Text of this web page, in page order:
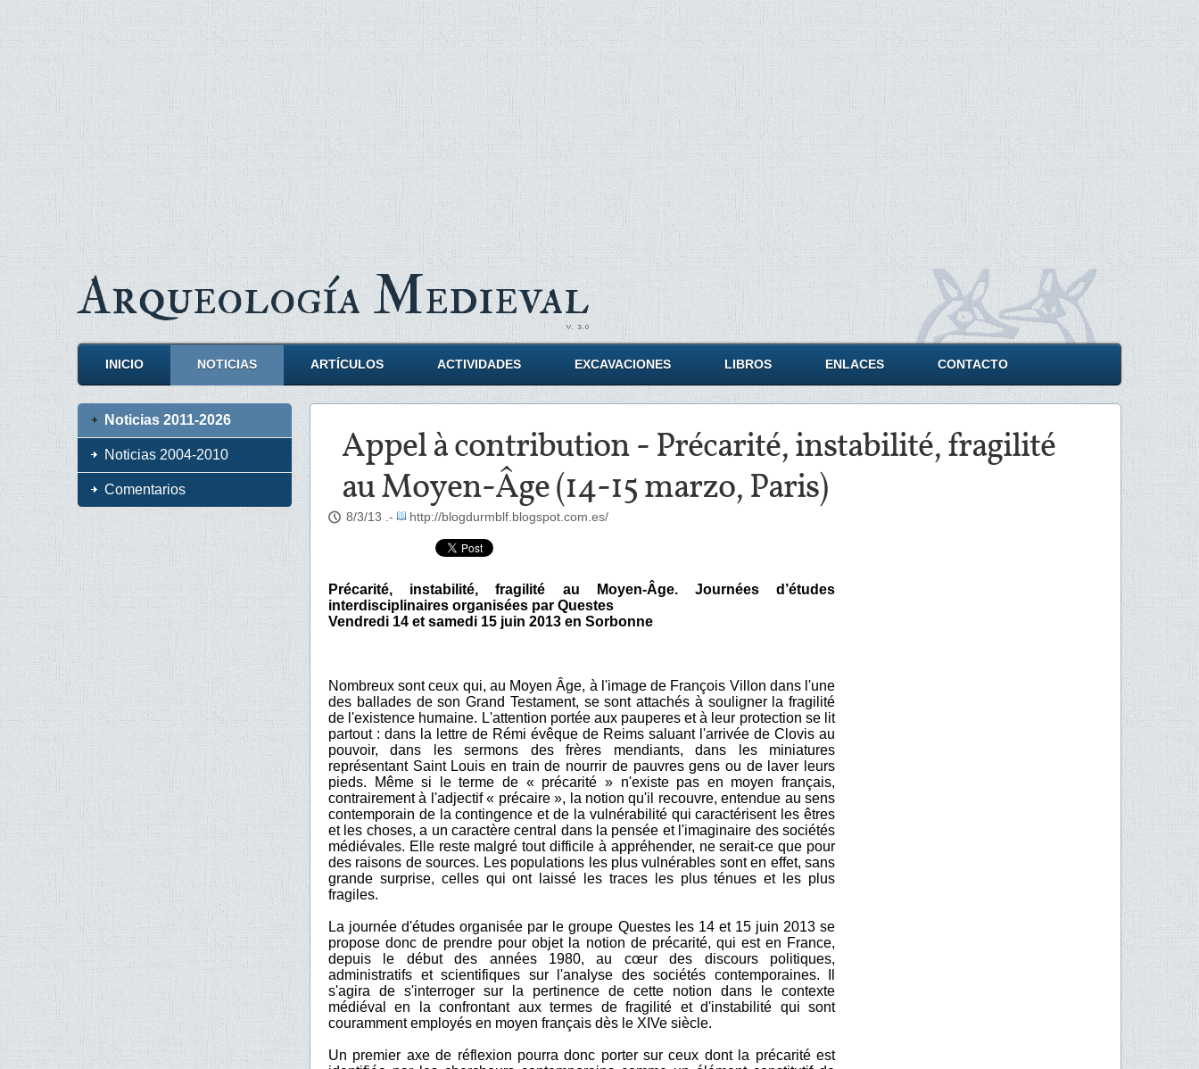
ArqueologíaMedieval
INICIO NOTICIAS ARTÍCULOS ACTIVIDADES EXCAVACIONES LIBROS ENLACES CONTACTO
Appel à contribution - Précarité, instabilité, fragilité
au Moyen-Âge (14-15 marzo, Paris)
8/3/13 .- http://blogdurmblf.blogspot.com.es/
Précarité, instabilité, fragilité au Moyen-Âge. Journées d’études
interdisciplinaires organisées par Questes
Vendredi 14 et samedi 15 juin 2013 en Sorbonne
Nombreux sont ceux qui, au Moyen Âge, à l'image de François Villon dans l'une
des ballades de son Grand Testament, se sont attachés à souligner la fragilité
de l'existence humaine. L'attention portée aux pauperes et à leur protection se lit
partout : dans la lettre de Rémi évêque de Reims saluant l'arrivée de Clovis au
pouvoir, dans les sermons des frères mendiants, dans les miniatures
représentant Saint Louis en train de nourrir de pauvres gens ou de laver leurs
pieds. Même si le terme de « précarité » n'existe pas en moyen français,
contrairement à l'adjectif « précaire », la notion qu'il recouvre, entendue au sens
contemporain de la contingence et de la vulnérabilité qui caractérisent les êtres
et les choses, a un caractère central dans la pensée et l'imaginaire des sociétés
médiévales. Elle reste malgré tout difficile à appréhender, ne serait-ce que pour
des raisons de sources. Les populations les plus vulnérables sont en effet, sans
grande surprise, celles qui ont laissé les traces les plus ténues et les plus
fragiles.
La journée d'études organisée par le groupe Questes les 14 et 15 juin 2013 se
propose donc de prendre pour objet la notion de précarité, qui est en France,
depuis le début des années 1980, au cœur des discours politiques,
administratifs et scientifiques sur l'analyse des sociétés contemporaines. Il
s'agira de s'interroger sur la pertinence de cette notion dans le contexte
médiéval en la confrontant aux termes de fragilité et d'instabilité qui sont
couramment employés en moyen français dès le XIVe siècle.
Un premier axe de réflexion pourra donc porter sur ceux dont la précarité est
Noticias 2011-2026
Noticias 2004-2010
Comentarios